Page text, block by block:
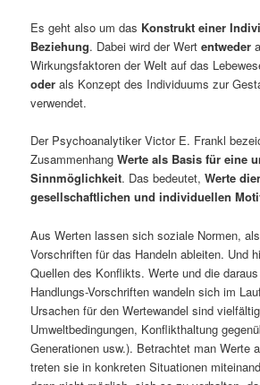
Es geht also um das Konstrukt einer
Beziehung. Dabei wird der Wertentweder
Wirkungsfaktoren der Welt auf das
oder als Konzept des Individuums zur
verwendet.
Der Psychoanalytiker Victor E. Frankl
ZusammenhangWerte als Basis für eine
Sinnmöglichkeit. Das bedeutet,Werte
gesellschaftlichen und individuellen
Aus Werten lassen sich soziale Normen,
Vorschriften für das Handeln ableiten. Und
Quellen des Konflikts. Werte und die
Handlungs-Vorschriften wandeln sich im
Ursachen für den Wertewandel sind
Umweltbedingungen, Konflikthaltung
Generationen usw.). Betrachtet man Werte
treten sie in konkreten Situationen